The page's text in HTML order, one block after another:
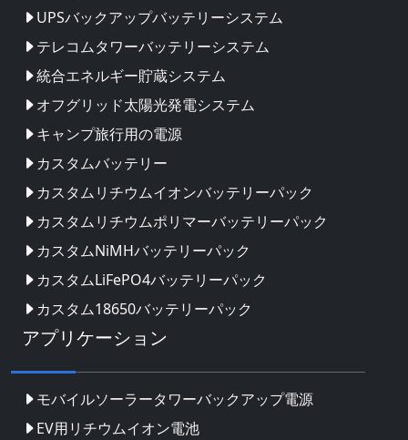
UPSバックアップバッテリーシステム
テレコムタワーバッテリーシステム
統合エネルギー貯蔵システム
オフグリッド太陽光発電システム
キャンプ旅行用の電源
カスタムバッテリー
カスタムリチウムイオンバッテリーパック
カスタムリチウムポリマーバッテリーパック
カスタムNiMHバッテリーパック
カスタムLiFePO4バッテリーパック
カスタム18650バッテリーパック
アプリケーション
モバイルソーラータワーバックアップ電源
EV用リチウムイオン電池